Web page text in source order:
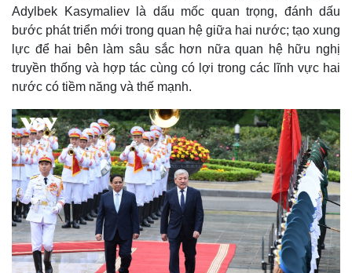
Kinh tế
Bất động sản
Khởi nghiệp
Thị trường
Giá vàng
Tiêu dùng
Tỷ giá
Adylbek Kasymaliev là dấu mốc quan trọng, đánh dấu
bước phát triển mới trong quan hệ giữa hai nước; tạo xung
lực để hai bên làm sâu sắc hơn nữa quan hệ hữu nghị
truyền thống và hợp tác cùng có lợi trong các lĩnh vực hai
nước có tiềm năng và thế mạnh.